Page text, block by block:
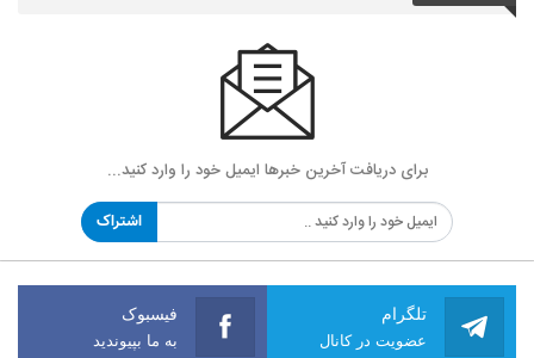
برای دریافت آخرین خبرها ایمیل خود را وارد کنید...
اشتراک
تلگرام
عضویت در کانال
فیسبوک
به ما بپیوندید